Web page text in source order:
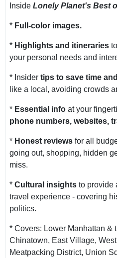
Inside Lonely Planet's Best
* Full-color images.
* Highlights and itineraries
your personal needs and
* Insider tips to save time
like a local, avoiding crowds
* Essential info at your
phone numbers, websites,
* Honest reviews for all
going out, shopping, hidden
miss.
* Cultural insights to provide
travel experience - covering
politics.
* Covers: Lower Manhattan &
Chinatown, East Village,
Meatpacking District, Union